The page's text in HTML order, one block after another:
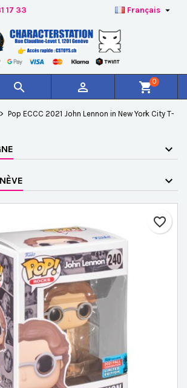
17 33 Français 
  shopping_cart0
Pop ECCC 2021 John Lennon in New York City T-
favorite_border
liste
d'envies
Annuler Créer une liste d'envies
connecté pour ajouter des produits à